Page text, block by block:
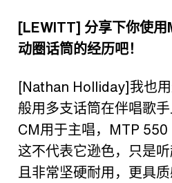
[LEWITT] 分享下你使用
动圈话筒的经历吧！
[Nathan Holliday]我也
般用多支话筒在伴唱歌
CM用于主唱， MTP 550
这不代表它逊色，只是
且非常坚硬耐用，更具